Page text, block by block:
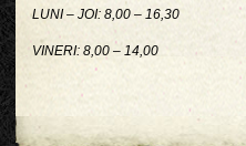
LUNI – JOI: 8,00 – 16,30
VINERI: 8,00 – 14,00